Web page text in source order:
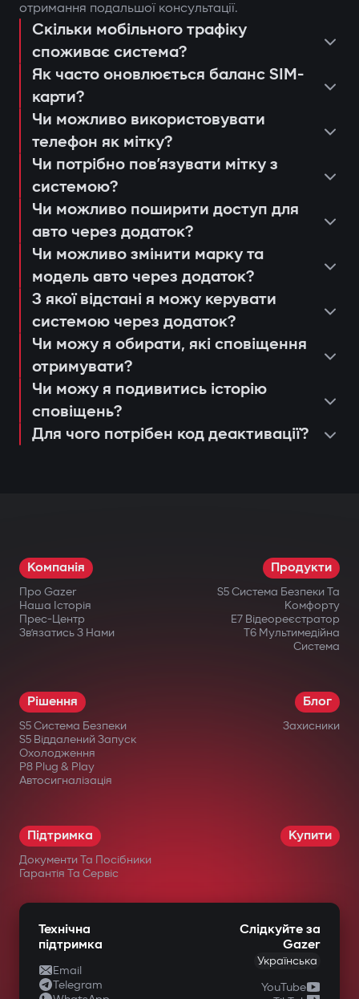
отримання подальшої консультації.
Скільки мобільного трафіку
споживає система?
Як часто оновлюється баланс SIM-
карти?
Чи можливо використовувати
телефон як мітку?
Чи потрібно повʼязувати мітку з
системою?
Чи можливо поширити доступ для
авто через додаток?
Чи можливо змінити марку та
модель авто через додаток?
З якої відстані я можу керувати
системою через додаток?
Чи можу я обирати, які сповіщення
отримувати?
Чи можу я подивитись історію
сповіщень?
Для чого потрібен код деактивації?
Компанія
Про Gazer
Наша Історія
Прес-Центр
Зв’язатись З Нами
Продукти
S5 Система Безпеки Та
Комфорту
E7 Відеореєстратор
T6 Мультимедійна
Система
Рішення
S5 Система Безпеки
S5 Віддалений Запуск
Охолодження
P8 Plug & Play
Автосигналізація
Блог
Захисники
Підтримка
Документи Та Посібники
Гарантія Та Сервіс
Купити
Технічна
підтримка
Email
Telegram
Слідкуйте за
Gazer
Українська
YouTube